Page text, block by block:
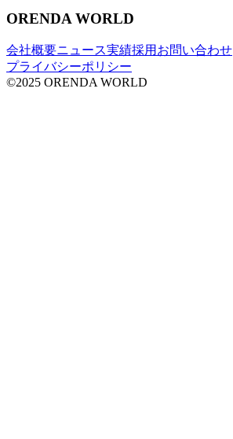
ORENDA WORLD
会社概要ニュース実績採用 お問い合わせ
プライバシーポリシー
©2025 ORENDA WORLD